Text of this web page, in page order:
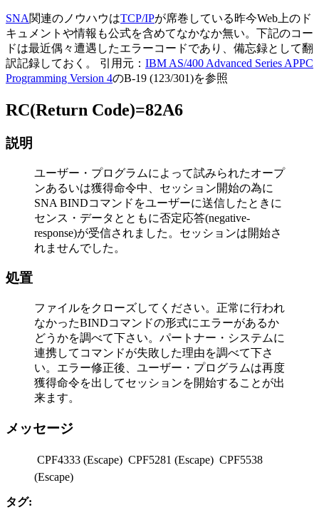
SNA関連のノウハウはTCP/IPが席巻している昨今Web上のド
キュメントや情報も公式を含めてなかなか無い。下記のコー
ドは最近偶々遭遇したエラーコードであり、備忘録として翻
訳記録しておく。 引用元： IBM AS/400 Advanced Series APPC
Programming Version 4のB-19 (123/301)を参照
RC(Return Code)=82A6
説明
ユーザー・プログラムによって試みられたオープ
ンあるいは獲得命令中、セッション開始の為に
SNA BINDコマンドをユーザーに送信したときに
センス・データとともに否定応答(negative-
response)が受信されました。セッションは開始さ
れませんでした。
処置
ファイルをクローズしてください。正常に行われ
なかったBINDコマンドの形式にエラーがあるか
どうかを調べて下さい。パートナー・システムに
連携してコマンドが失敗した理由を調べて下さ
い。エラー修正後、ユーザー・プログラムは再度
獲得命令を出してセッションを開始することが出
来ます。
メッセージ
 CPF4333 (Escape)  CPF5281 (Escape)  CPF5538
(Escape)
タグ: